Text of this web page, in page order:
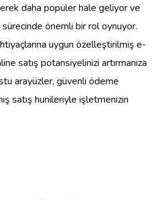
daha popüler hale geliyor ve
önemli bir rol oynuyor.
uygun özelleştirilmiş e-
satış potansiyelinizi artırmanıza
arayüzler, güvenli ödeme
satış hunileriyle işletmenizin